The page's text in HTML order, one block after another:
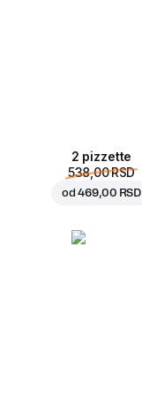
2 pizzette
538,00 RSD
od469,00 RSD